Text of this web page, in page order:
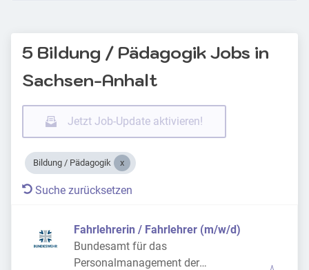
5 Bildung / Pädagogik Jobs in
Sachsen-Anhalt
Jetzt Job-Update aktivieren!
Bildung / Pädagogik
Suche zurücksetzen
Fahrlehrerin / Fahrlehrer (m/w/d)
Bundesamt für das
Personalmanagement der